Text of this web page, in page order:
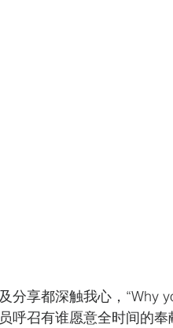
分享都深触我心，“Why
呼召有谁愿意全时间的